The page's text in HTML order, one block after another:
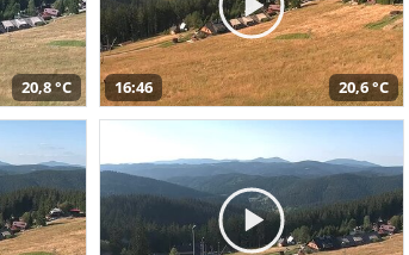
20,8 °C 16:46 20,6 °C